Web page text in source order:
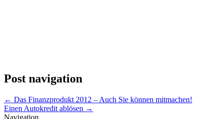
Post navigation
← Das Finanzprodukt 2012 – Auch Sie können mitmachen!
Einen Autokredit ablösen →
Navigation